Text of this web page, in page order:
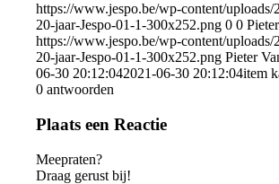
https://www.jespo.be/wp-content/
20-jaar-Jespo-01-1-300x252.png 0 0
https://www.jespo.be/wp-content/
20-jaar-Jespo-01-1-300x252.png Pieter
06-30 20:12:042021-06-30 20:12:04item
0 antwoorden
Plaats een Reactie
Meepraten?
Draag gerust bij!